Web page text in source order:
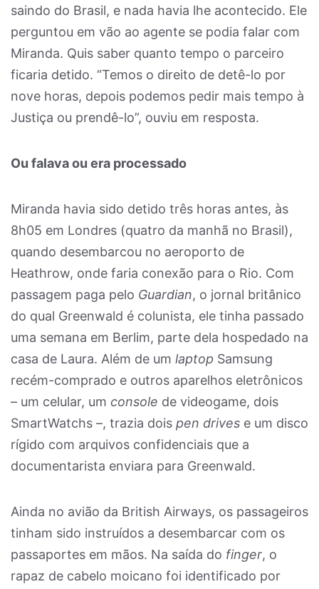
saindo do Brasil, e nada havia lhe acontecido. Ele
perguntou em vão ao agente se podia falar com
Miranda. Quis saber quanto tempo o parceiro
ficaria detido. “Temos o direito de detê-lo por
nove horas, depois podemos pedir mais tempo à
Justiça ou prendê-lo”, ouviu em resposta.
Ou falava ou era processado
Miranda havia sido detido três horas antes, às
8h05 em Londres (quatro da manhã no Brasil),
quando desembarcou no aeroporto de
Heathrow, onde faria conexão para o Rio. Com
passagem paga pelo Guardian, o jornal britânico
do qual Greenwald é colunista, ele tinha passado
uma semana em Berlim, parte dela hospedado na
casa de Laura. Além de um laptop Samsung
recém-comprado e outros aparelhos eletrônicos
– um celular, um console de videogame, dois
SmartWatchs –, trazia dois pen drives e um disco
rígido com arquivos confidenciais que a
documentarista enviara para Greenwald.
Ainda no avião da British Airways, os passageiros
tinham sido instruídos a desembarcar com os
passaportes em mãos. Na saída do finger, o
rapaz de cabelo moicano foi identificado por